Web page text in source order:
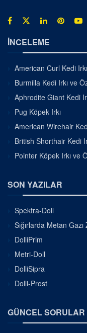
İNCELEME
American Curl Kedi
Burmilla Kedi Irkı ve
Aphrodite Giant Kedi
Pug Köpek Irkı
American Wirehair
British Shorthair Kedi
Pointer Köpek Irkı ve
SON YAZILAR
Spektra-Doll
Sığırlarda Metan
DolliPrim
Metri-Doll
DolliSipra
Dolli-Prost
GÜNCEL SORULAR